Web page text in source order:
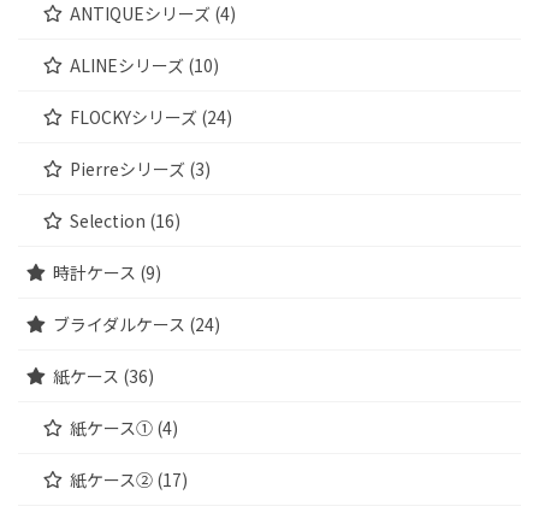
ANTIQUEシリーズ (4)
ALINEシリーズ (10)
FLOCKYシリーズ (24)
Pierreシリーズ (3)
Selection (16)
時計ケース (9)
ブライダルケース (24)
紙ケース (36)
紙ケース① (4)
紙ケース② (17)